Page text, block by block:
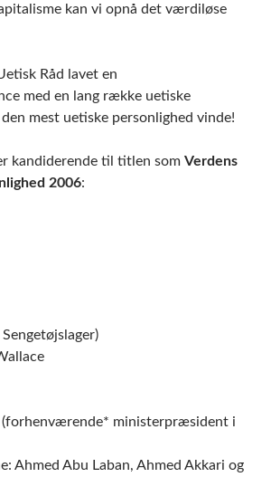
kan vi opnå det værdiløse
Råd lavet en
med en lang række uetiske
mest uetiske personlighed vinde!
kandiderende til titlen som Verdens
2006:
Sengetøjslager)
(forhenværende* ministerpræsident i
Ahmed Abu Laban, Ahmed Akkari og